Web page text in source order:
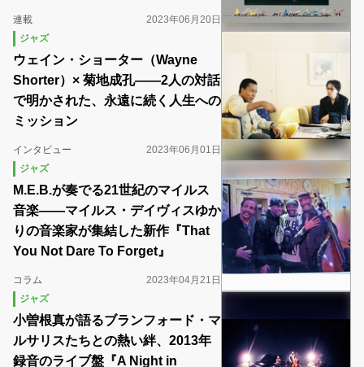
連載
2023年06月20日
ジャズ
ウェイン・ショーター（Wayne
Shorter）× 菊地成孔――2人の対話
で明かされた、永遠に続く人生への
ミッション
インタビュー
2023年06月01日
ジャズ
M.E.B.が奏でる21世紀のマイルス
音楽――マイルス・デイヴィスゆか
りの音楽家が集結した新作『That
You Not Dare To Forget』
コラム
2023年04月21日
ジャズ
小曽根真が語るブランフォード・マ
ルサリスたちとの熱い絆、2013年
録音のライブ盤『A Night in